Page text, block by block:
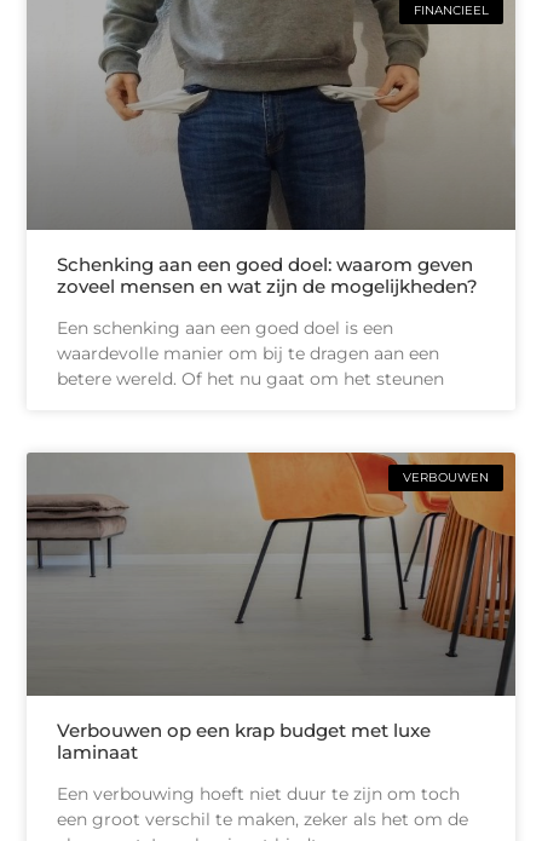
FINANCIEEL
Schenking aan een goed doel: waarom geven
zoveel mensen en wat zijn de mogelijkheden?
Een schenking aan een goed doel is een
waardevolle manier om bij te dragen aan een
betere wereld. Of het nu gaat om het steunen
VERBOUWEN
Verbouwen op een krap budget met luxe
laminaat
Een verbouwing hoeft niet duur te zijn om toch
een groot verschil te maken, zeker als het om de